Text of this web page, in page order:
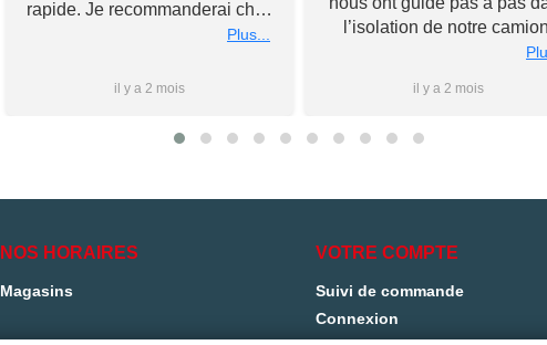
rapide. Je recommanderai chez
Toupourvan ! Merci bcpPlus...
il y a 2 mois
l’isolation de notre
Souriants et à l’écoute, ils
conseils et n’ont pas hésité
magasin pour nous
nous forcer la main sur
poursuivrons l’aventure de
sans aucun doute et
recommandons les yeux
il y a 2 mois
NOS HORAIRES
Magasins
VOTRE COMPTE
Suivi de commande
Connexion